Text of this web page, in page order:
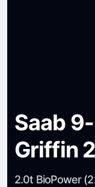
Saab
Griffin
2.0t BioPower